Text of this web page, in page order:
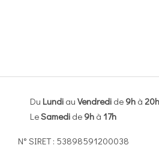
Du Lundi au Vendredi de 9h à 20h
LeSamedi de 9h à 17h
N° SIRET : 53898591200038